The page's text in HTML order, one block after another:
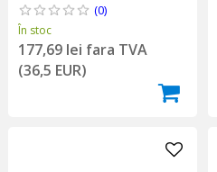
(0)
În stoc
177,69 lei fara TVA
(36,5 EUR)